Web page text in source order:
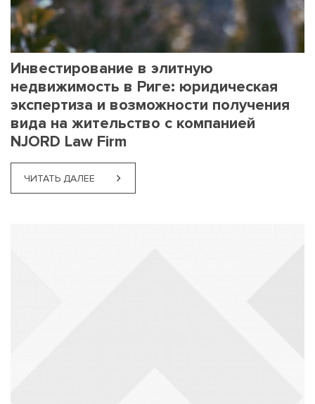
Инвестирование в элитную
недвижимость в Риге: юридическая
экспертиза и возможности получения
вида на жительство с компанией
NJORD Law Firm
ЧИТАТЬ ДАЛЕЕ